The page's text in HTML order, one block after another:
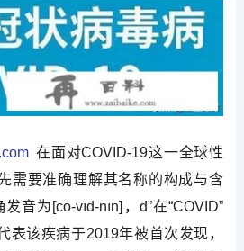
在面对COVID-19这一全球性
需要准确理解其名称的构成与含
音为[cō-vīd-nīn]，d”在“COVID”
表该疾病于2019年被首次发现，